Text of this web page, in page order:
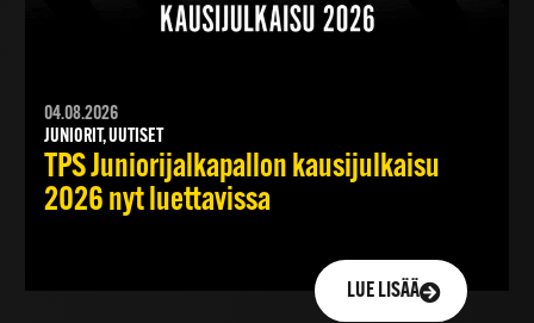
04.08.2026
JUNIORIT, UUTISET
TPS Juniorijalkapallon kausijulkaisu
2026 nyt luettavissa
LUE LISÄÄ